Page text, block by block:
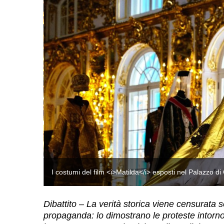
I costumi del film <i>Matilda</i> esposti nel Palazzo
Dibattito – La verità storica viene censurata
propaganda: lo dimostrano le proteste